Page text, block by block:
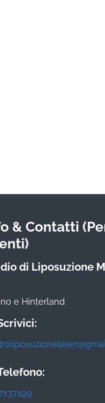
& Contatti
di Liposuzione
e Hinterland